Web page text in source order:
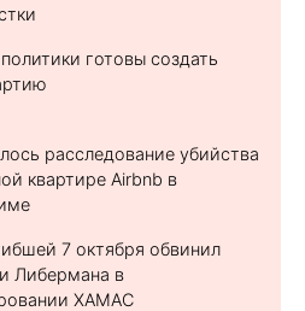
готовы создать
расследование убийства
квартире Airbnb в
7 октября обвинил
Либермана в
ХАМАС